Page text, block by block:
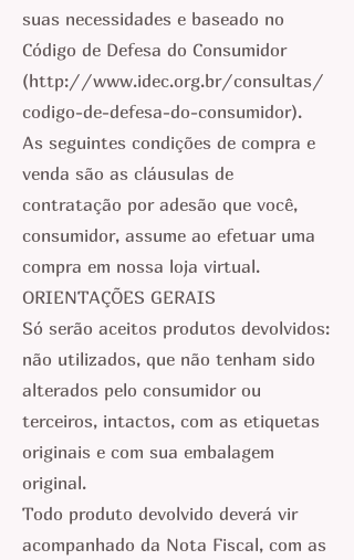
suas necessidades e baseado no
Código de Defesa do Consumidor
(http://www.idec.org.br/consultas/
codigo-de-defesa-do-consumidor).
As seguintes condições de compra e
venda são as cláusulas de
contratação por adesão que você,
consumidor, assume ao efetuar uma
compra em nossa loja virtual.
ORIENTAÇÕES GERAIS
Só serão aceitos produtos devolvidos:
não utilizados, que não tenham sido
alterados pelo consumidor ou
terceiros, intactos, com as etiquetas
originais e com sua embalagem
original.
Todo produto devolvido deverá vir
acompanhado da Nota Fiscal, com as